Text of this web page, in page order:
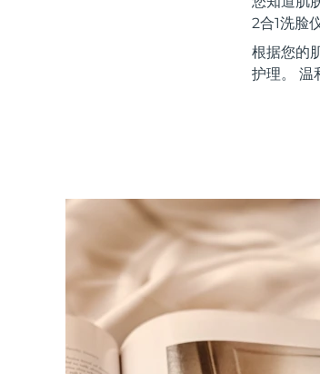
2合1洗脸
根据您的
护理。 温
LUNA™ 4 套装
Anti-aging massage
LUNA™ 4 Plus
Massage, LED heating
BEAR™ 2 套装
Microcurrent toning
BEAR™ 2 go
Microcurrent toning on-the-go
补水保湿
UFO™ 3 套装
Deep facial hydration
口腔护理
issa™ 4
Hybrid silicone sonic toothbrush
FAQ™ 抗老护理